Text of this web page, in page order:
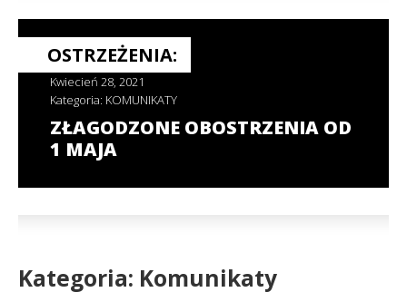
OSTRZEŻENIA:
Kwiecień 28, 2021
Kategoria: KOMUNIKATY
ZŁAGODZONE OBOSTRZENIA OD
1 MAJA
Kategoria: Komunikaty